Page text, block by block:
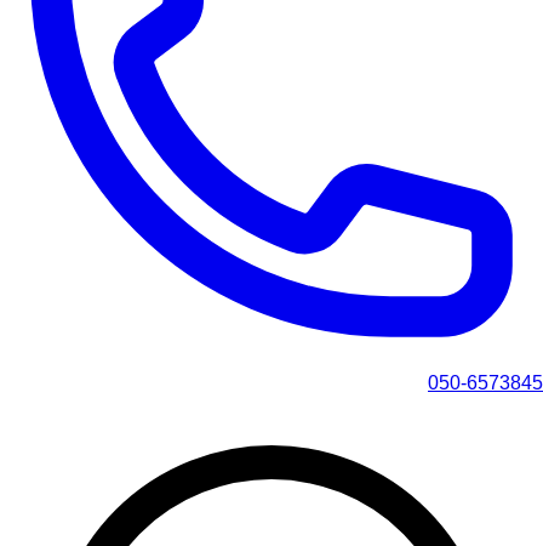
050-6573845